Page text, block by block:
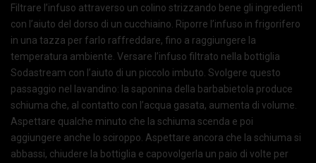
Filtrare l’infuso attraverso un colino strizzando bene gli ingredienti
con l’aiuto del dorso di un cucchiaino. Riporre l’infuso in frigorifero
in una tazza per farlo raffreddare, fino a raggiungere la
temperatura ambiente. Versare l’infuso filtrato nella bottiglia
Sodastream con l’aiuto di un piccolo imbuto. Svolgere questo
passaggio nel lavandino: la saponina della barbabietola produce
schiuma che, al contatto con l’acqua gasata, aumenta di volume.
Aspettare qualche minuto che la schiuma scenda e poi
aggiungere anche lo sciroppo. Aspettare ancora che la schiuma si
abbassi, chiudere la bottiglia e capovolgerla un paio di volte per